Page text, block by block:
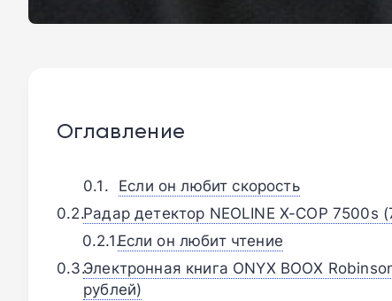
Оглавление
Если он любит скорость
Радар детектор NEOLINE X-COP 7500s
Если он любит чтение
Электронная книга ONYX BOOX
рублей)